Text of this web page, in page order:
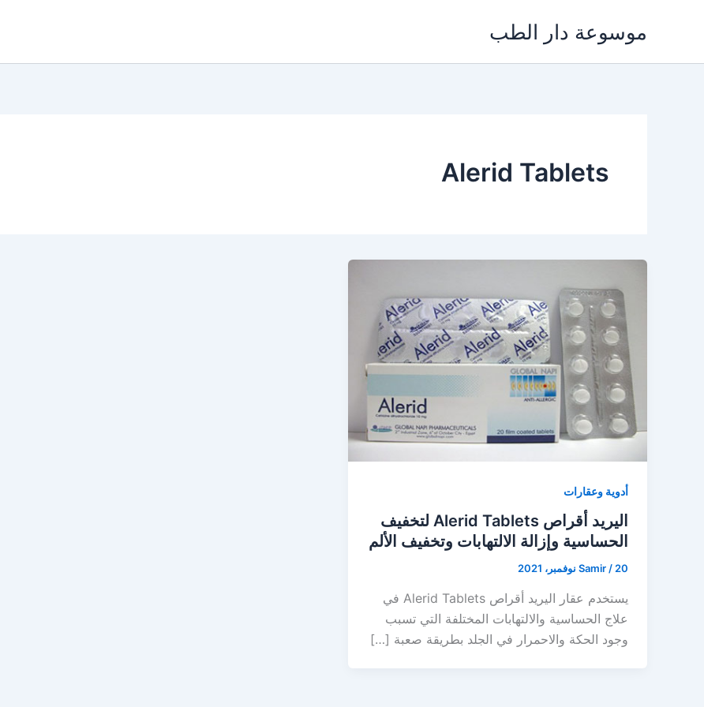
موسوعة دار الطب
Alerid Tablets
أدوية وعقارات
اليريد أقراص Alerid Tablets لتخفيف
الحساسية وإزالة الالتهابات وتخفيف الألم
Samir/20 نوفمبر، 2021
يستخدم عقار اليريد أقراص Alerid Tablets في
علاج الحساسية والالتهابات المختلفة التي تسبب
وجود الحكة والاحمرار في الجلد بطريقة صعبة […]